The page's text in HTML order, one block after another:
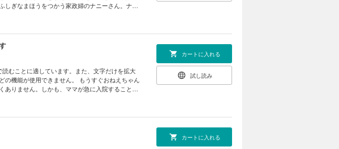
しぎなまほうをつかう家政婦のナニーさん。ナニ
むことに適しています。また、文字だけを拡大
ません。 もうすぐおねえちゃん
ありません。しかも、ママが急に入院することに
す。
カートに入れる
試し読み
カートに入れる